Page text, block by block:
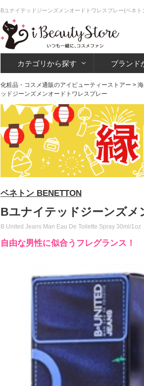
Bユナイテッドジーンズメンオードトワレスプレー(ベネ
カテゴリから探す ブランド
化粧品・コスメ通販のアイビューティーストアー >
ッドジーンズメンオードトワレスプレー
ベネトン BENETTON
Bユナイテッドジーンズ
B United Jeans Man Eau De Toilette Spray 30ml/1oz
自由な男性に似合うフレグランス！